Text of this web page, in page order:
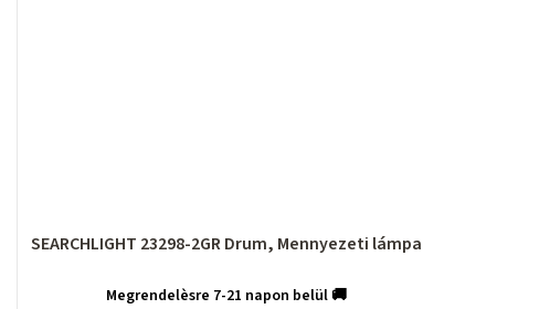
SEARCHLIGHT 23298-2GR Drum, Mennyezeti lámpa
Megrendelèsre 7-21 napon belül 🚚